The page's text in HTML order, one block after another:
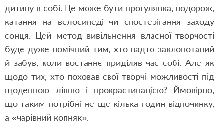
дитину в собі. Це може бути прогулянка, подорож,
катання на велосипеді чи спостерігання заходу
сонця. Цей метод вивільнення власної творчості
буде дуже помічний тим, хто надто заклопотаний
й забув, коли востаннє приділяв час собі. Але як
щодо тих, хто поховав свої творчі можливості під
щоденною лінню і прокрастинацією? Ймовірно,
що таким потрібні не ще кілька годин відпочинку,
а «чарівний копняк».